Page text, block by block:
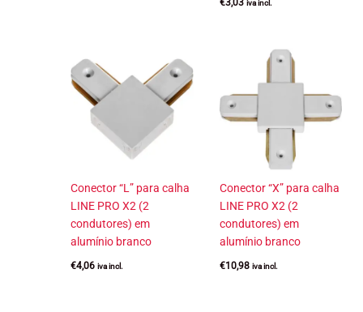
€3,03 iva incl.
Conector “L” para calha
LINE PRO X2 (2
condutores) em
alumínio branco
€4,06 iva incl.
Conector “X” para calha
LINE PRO X2 (2
condutores) em
alumínio branco
€10,98 iva incl.